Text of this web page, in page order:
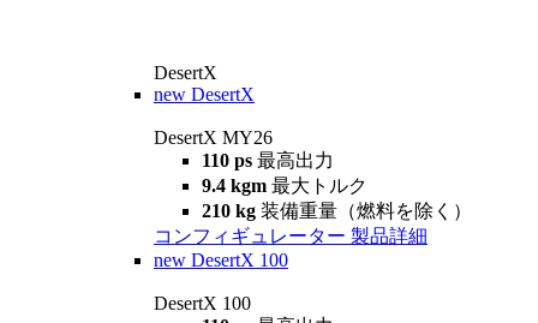
DesertX
new DesertX
DesertX MY26
110 ps 最高出力
9.4 kgm 最大トルク
210 kg 装備重量（燃料を除く）
コンフィギュレーター 製品詳細
new DesertX 100
DesertX 100